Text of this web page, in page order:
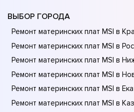
ВЫБОР ГОРОДА
Ремонт материнских плат MSI в
Ремонт материнских плат MSI в
Ремонт материнских плат MSI в
Ремонт материнских плат MSI в
Ремонт материнских плат MSI в
Ремонт материнских плат MSI в